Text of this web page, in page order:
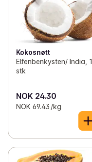
Kokosnøtt
Elfenbenkysten/ India, 1
stk
NOK 24.30
NOK 69.43 /kg